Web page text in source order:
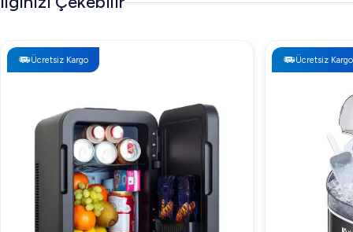
Ücretsiz Kargo Ücretsiz Kargo